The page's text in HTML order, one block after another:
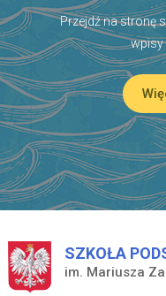
Przejdź na stronę
wpisy
SZKOŁA
im. Mariusza